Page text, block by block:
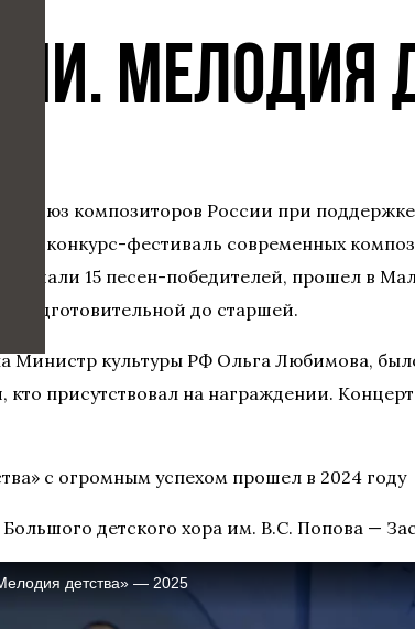
МЕЛОДИЯ
Союз композиторов России при
конкурс-фестиваль современных
15 песен-победителей, прошел в
подготовительной до старшей.
Министр культуры РФ Ольга Любимова,
присутствовал на награждении.
с огромным успехом прошел в 2024 году
детского хора им. В.С. Попова —